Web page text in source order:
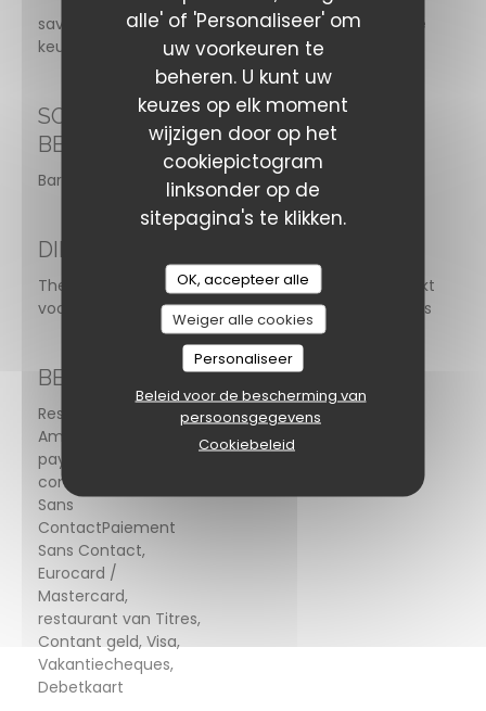
alle' of 'Personaliseer' om
uw voorkeuren te
beheren. U kunt uw
keuzes op elk moment
wijzigen door op het
cookiepictogram
linksonder op de
sitepagina's te klikken.
OK, accepteer alle
Weiger alle cookies
Personaliseer
Beleid voor de bescherming van
persoonsgegevens
Cookiebeleid
savoyard, vers product, Eigengemaakt, Traditionele
keuken
SOORT
BEDRIJF
Bar Restaurant
DIENSTEN
Thema-avonden, Gratis wifi, Diervriendelijk, Geschikt
voor groepen, Banket, baby voet, Private Hire, Terras
BETAALMETHODEN
Restaurant Ticket,
Amex, Mobile
payment, Apple Pay,
controles, Paiement
Sans
ContactPaiement
Sans Contact,
Eurocard /
Mastercard,
restaurant van Titres,
Contant geld, Visa,
Vakantiecheques,
Debetkaart